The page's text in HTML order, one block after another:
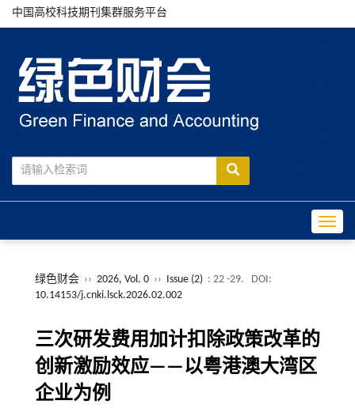
中国高校科技期刊集群服务平台
绿色财会 ›› 2026, Vol. 0 ›› Issue (2) : 22 -29.
DOI:
10.14153/j.cnki.lsck.2026.02.002
三次研发费用加计扣除政策改革的
创新激励效应——以粤港澳大湾区
企业为例